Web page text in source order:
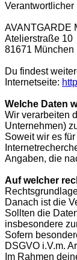
AVANTGARDE
Atelierstraße 10
81671 München
Du findest
Internetseite:
Welche Daten
Wir verarbeiten
Unternehmen)
Soweit wir es
Angaben, die
Auf welcher
Danach ist die
Sollten die
insbesondere
Sofern
DSGVO i.V.m.
Im Rahmen